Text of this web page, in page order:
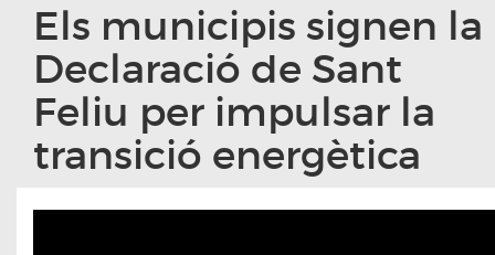
Els municipis signen la
Declaració de Sant
Feliu per impulsar la
transició energètica